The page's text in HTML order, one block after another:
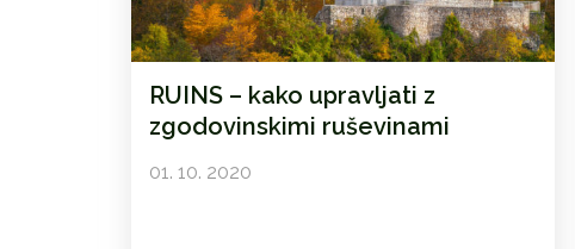
RUINS – kako upravljati z
zgodovinskimi ruševinami
01. 10. 2020